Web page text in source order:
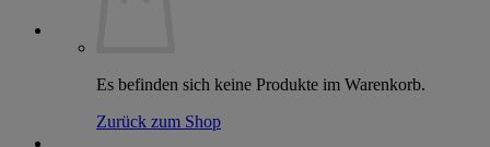
Es befinden sich keine Produkte im Warenkorb.
Zurück zum Shop